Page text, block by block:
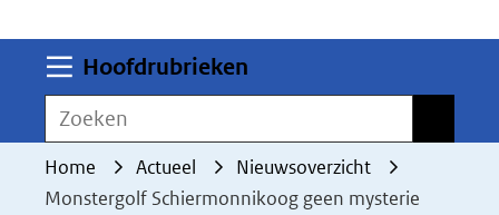
worden
toegestaan
geweigerd.
Hoofdrubrieken
Zoeken
Home Actueel
Nieuwsoverzicht
Monstergolf Schiermonnikoog geen mysterie